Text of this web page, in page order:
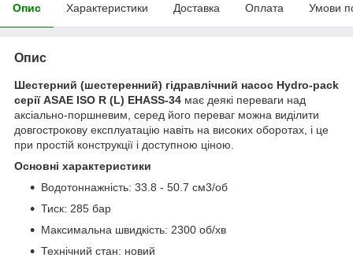
Опис Характеристики Доставка Оплата Умови
Опис
Шестерний (шестеренний) гідравлічний насос Hydro-pack
серії ASAE ISO R (L) EHASS-34 має деякі переваги над
аксіально-поршневим, серед його переваг можна виділити
довгострокову експлуатацію навіть на високих оборотах, і це
при простій конструкції і доступною ціною.
Основні характеристики
Водотоннажність: 33.8 - 50.7 см3/об
Тиск: 285 бар
Максимальна швидкість: 2300 об/хв
Технічний стан: новий